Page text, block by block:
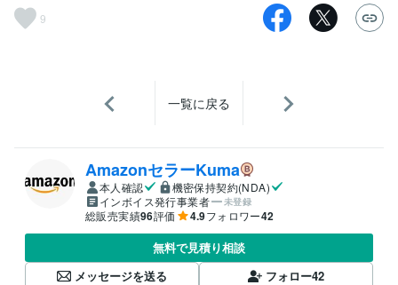
9
一覧に戻る
AmazonセラーKuma
本人確認
機密保持契約(NDA)
インボイス発行事業者
未登録
総販売実績96評価 4.9フォロワー42
無料で見積り相談
メッセージを送る
フォロー42